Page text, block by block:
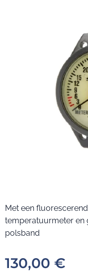
Met een
temperatuurmeter en
polsband
130,00 €